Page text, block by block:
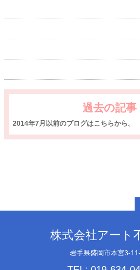
過去の記事
2014年7月以前のブログはこちらから。
株式会社アート
岩手県盛岡市本宮3-